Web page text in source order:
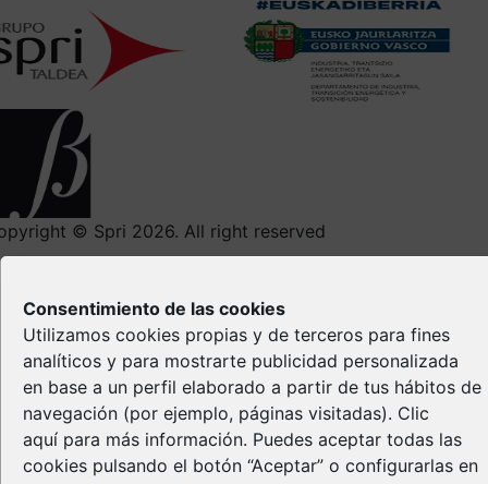
Consentimiento de las cookies
Utilizamos cookies propias y de terceros para fines
analíticos y para mostrarte publicidad personalizada
en base a un perfil elaborado a partir de tus hábitos de
navegación (por ejemplo, páginas visitadas). Clic
aquí para más información. Puedes aceptar todas las
cookies pulsando el botón “Aceptar” o configurarlas en
© Spri 2026. All right reserved
Política de privacidad
Política de Cookies
Propiedad Intelectual